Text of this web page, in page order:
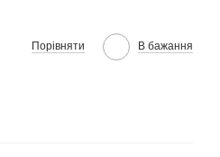
Порівняти В бажання